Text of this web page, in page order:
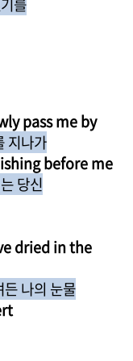
를
pass me by
지나가
before me
당신
dried in the
나의 눈물